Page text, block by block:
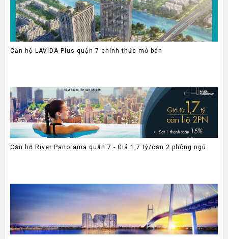
Căn hộ LAVIDA Plus quận 7 chính thức mở bán
Căn hộ River Panorama quận 7 - Giá 1,7 tỷ/căn 2 phòng ngủ